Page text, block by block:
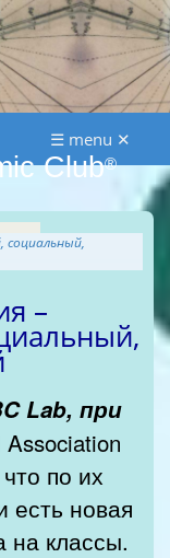
Club®
☰ menu ✕
социальный,
–
Lab, при
по их
на классы.